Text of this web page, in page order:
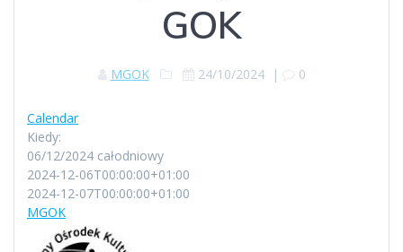
GOK
MGOK 24/10/2024| 0
Calendar
Kiedy:
06/12/2024 całodniowy
2024-12-06T00:00:00+01:00
2024-12-07T00:00:00+01:00
MGOK